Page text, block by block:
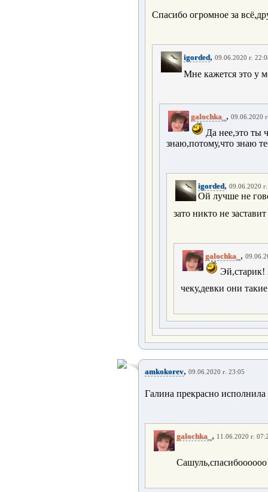
Спасибо огромное за
igorded, 09.06.2020 г.
Мне кажется это у
galochka_ , 09.06.2020
Да нее,это ты
знаю,потому,что знаю
igorded, 09.06.2020
Ой лучше не
зато никто не
galochka_ ,
чеку,девки они
amkokorev, 09.06.2020 г. 23:05
Галина прекрасно исполнила
galochka_ , 11.06.2020 г.